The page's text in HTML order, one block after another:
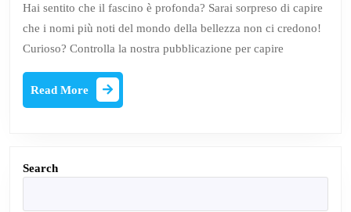
Hai sentito che il fascino è profonda? Sarai sorpreso di capire
che i nomi più noti del mondo della bellezza non ci credono!
Curioso? Controlla la nostra pubblicazione per capire
Read More
More
Search